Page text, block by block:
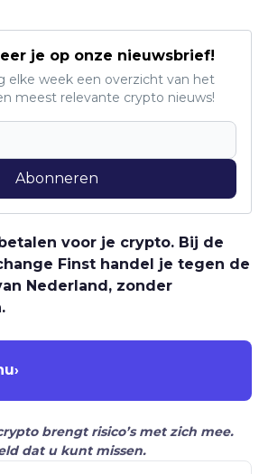
je op onze nieuwsbrief!
elke week een overzicht van het
meest relevante crypto nieuws!
Abonneren
voor je crypto. Bij de
Finst handel je tegen de
Nederland, zonder
›
brengt risico’s met zich mee.
dat u kunt missen.